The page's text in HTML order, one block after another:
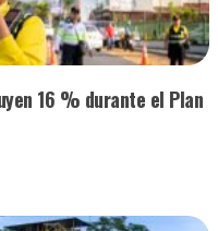
16 % durante el Plan